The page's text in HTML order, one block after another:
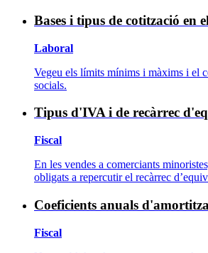
Bases i tipus de cotització en
Laboral
Vegeu els límits mínims i màxims i el
socials.
Tipus d'IVA i de recàrrec
Fiscal
En les vendes a comerciants
obligats a repercutir el recàrrec
Coeficients anuals
Fiscal